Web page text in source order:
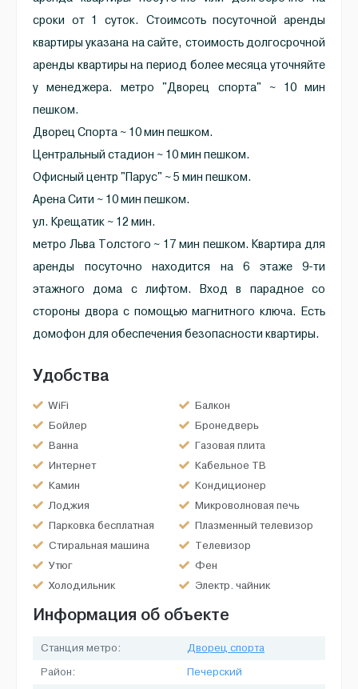
сроки от 1 суток. Стоимсоть посуточной аренды
квартиры указана на сайте, стоимость долгосрочной
аренды квартиры на период более месяца уточняйте
у менеджера. метро "Дворец спорта" ~ 10 мин
пешком.
Дворец Спорта ~ 10 мин пешком.
Центральный стадион ~ 10 мин пешком.
Офисный центр "Парус" ~ 5 мин пешком.
Арена Сити ~ 10 мин пешком.
ул. Крещатик ~ 12 мин.
метро Льва Толстого ~ 17 мин пешком. Квартира для
аренды посуточно находится на 6 этаже 9-ти
этажного дома с лифтом. Вход в парадное со
стороны двора с помощью магнитного ключа. Есть
домофон для обеспечения безопасности квартиры.
Удобства
WiFi
Балкон
Бойлер
Бронедверь
Ванна
Газовая плита
Интернет
Кабельное ТВ
Камин
Кондиционер
Лоджия
Микроволновая печь
Парковка бесплатная
Плазменный телевизор
Стиральная машина
Телевизор
Утюг
Фен
Холодильник
Электр. чайник
Информация об объекте
Станция метро:
Дворец спорта
Район:
Печерский